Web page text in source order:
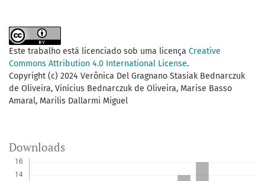
Este trabalho está licenciado sob uma licença Creative
Commons Attribution 4.0 International License.
Copyright (c) 2024 Verônica Del Gragnano Stasiak Bednarczuk
de Oliveira, Vinícius Bednarczuk de Oliveira, Marise Basso
Amaral, Marilis Dallarmi Miguel
Downloads